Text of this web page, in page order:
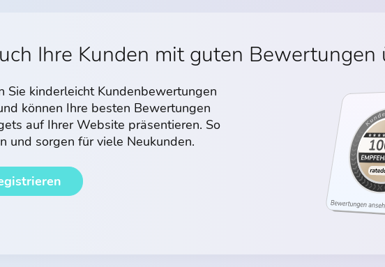
Ihre Kunden mit guten Bewertungen
Sie kinderleicht Kundenbewertungen
können Ihre besten Bewertungen
auf Ihrer Website präsentieren. So
und sorgen für viele Neukunden.